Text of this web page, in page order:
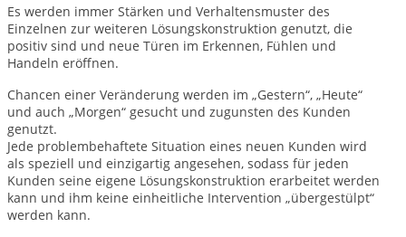
Es werden immer Stärken und Verhaltensmuster des
Einzelnen zur weiteren Lösungskonstruktion genutzt, die
positiv sind und neue Türen im Erkennen, Fühlen und
Handeln eröffnen.
Chancen einer Veränderung werden im „Gestern“, „Heute“
und auch „Morgen“ gesucht und zugunsten des Kunden
genutzt.
Jede problembehaftete Situation eines neuen Kunden wird
als speziell und einzigartig angesehen, sodass für jeden
Kunden seine eigene Lösungskonstruktion erarbeitet werden
kann und ihm keine einheitliche Intervention „übergestülpt“
werden kann.